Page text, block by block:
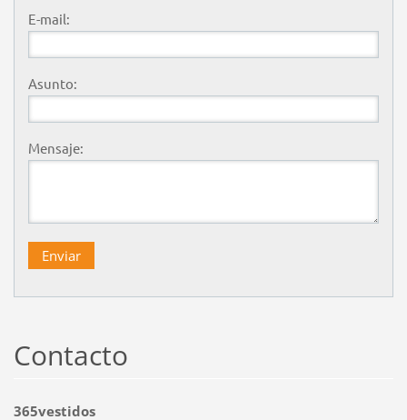
E-mail:
Asunto:
Mensaje:
Contacto
365vestidos